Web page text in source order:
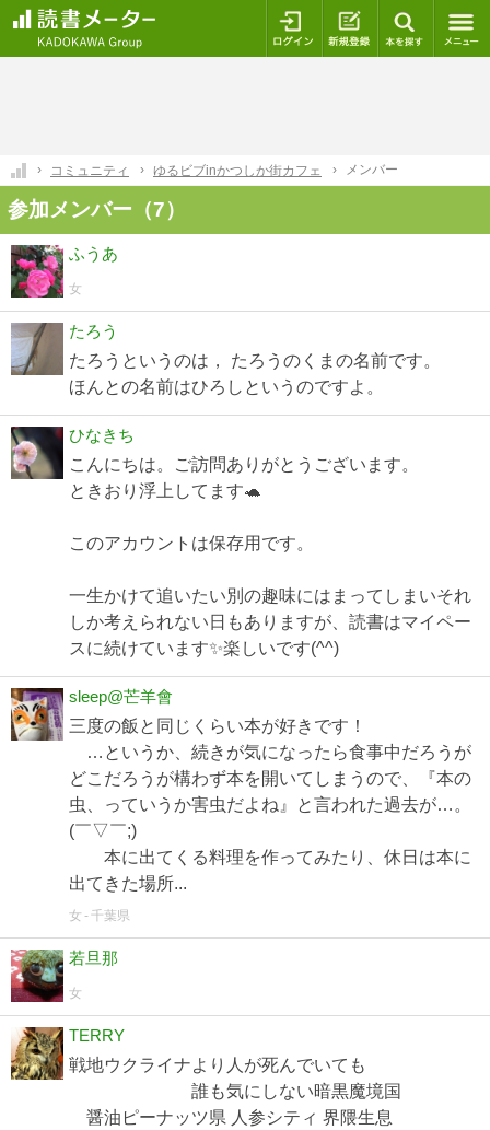
ログイン 新規登録
コミュニティ ゆるビブinかつしか街カフェ メンバー
参加メンバー（7）
ふうあ
女
たろう
たろうというのは， たろうのくまの名前です。
ほんとの名前はひろしというのですよ。
ひなきち
こんにちは。ご訪問ありがとうございます。
ときおり浮上してます🐢
このアカウントは保存用です。
一生かけて追いたい別の趣味にはまってしまいそれ
しか考えられない日もありますが、読書はマイペー
スに続けています✨楽しいです(^^)
sleep@芒羊會
三度の飯と同じくらい本が好きです！
…というか、続きが気になったら食事中だろうが
どこだろうが構わず本を開いてしまうので、『本の
虫、っていうか害虫だよね』と言われた過去が…。
(￣▽￣;)
本に出てくる料理を作ってみたり、休日は本に
出てきた場所...
女 千葉県
若旦那
女
TERRY
戦地ウクライナより人が死んでいても
誰も気にしない暗黒魔境国
醤油ピーナッツ県 人参シティ 界隈生息